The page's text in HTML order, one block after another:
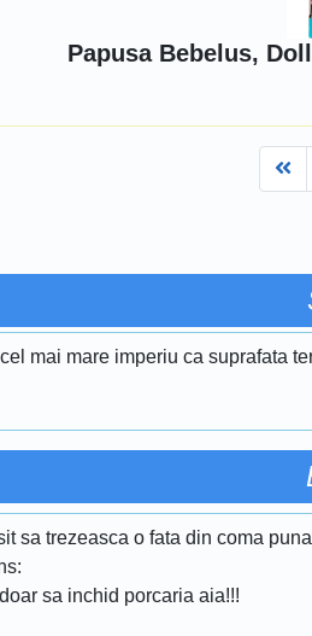
Papusa Bebelus,
mai mare imperiu ca suprafata
sa trezeasca o fata din coma
sa inchid porcaria aia!!!